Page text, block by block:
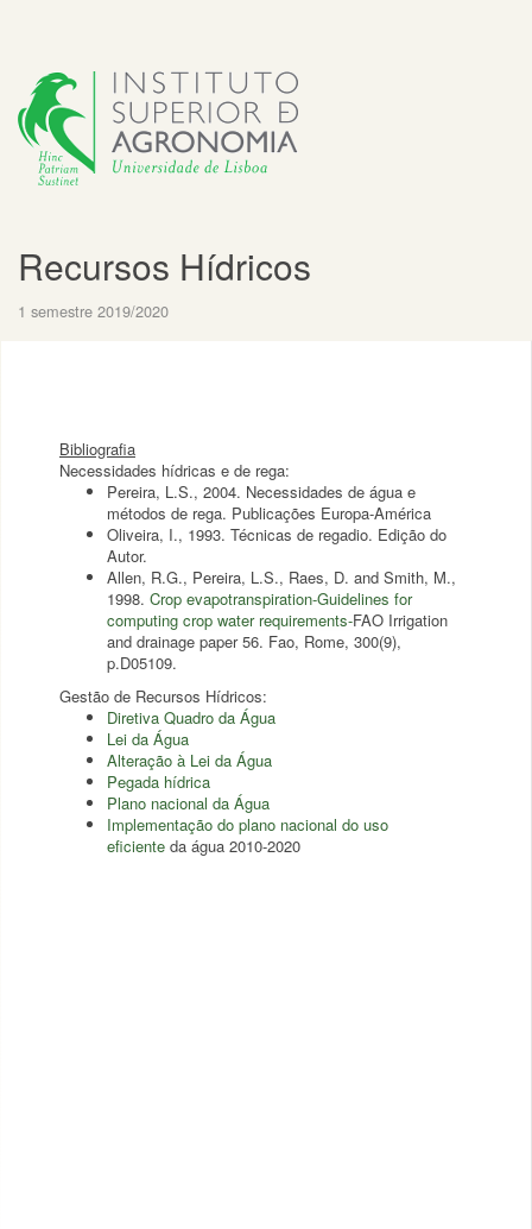
Recursos Hídricos
1 semestre 2019/2020
Bibliografia
Necessidades hídricas e de rega:
Pereira, L.S., 2004. Necessidades de água e
métodos de rega. Publicações Europa-América
Oliveira, I., 1993. Técnicas de regadio. Edição do
Autor.
Allen, R.G., Pereira, L.S., Raes, D. and Smith, M.,
1998. Crop evapotranspiration-Guidelines for
computing crop water requirements-FAO Irrigation
and drainage paper 56. Fao, Rome, 300(9),
p.D05109.
Gestão de Recursos Hídricos:
Diretiva Quadro da Água
Lei da Água
Alteração à Lei da Água
Pegada hídrica
Plano nacional da Água
Implementação do plano nacional do uso
eficiente da água 2010-2020